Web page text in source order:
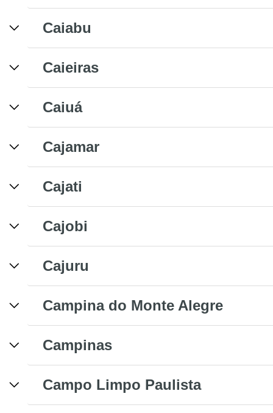
Caiabu
Caieiras
Caiuá
Cajamar
Cajati
Cajobi
Cajuru
Campina do Monte Alegre
Campinas
Campo Limpo Paulista